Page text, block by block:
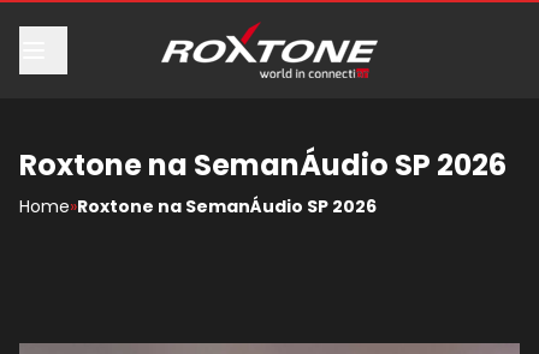
Roxtone na SemanÁudio SP 2026
Home»Roxtone na SemanÁudio SP 2026